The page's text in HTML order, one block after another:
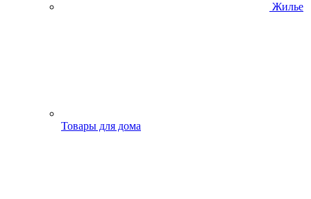
Жилье
Товары для дома